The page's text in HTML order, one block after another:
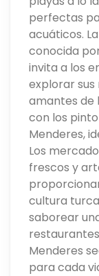
perfectas
acuáticos.
conocida
invita a los
explorar sus
amantes de
con los
Menderes,
Los
frescos y
cultura
saborear
Menderes
para cada